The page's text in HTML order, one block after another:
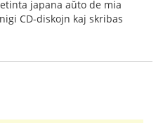
japana aŭto de mia
CD-diskojn kaj skribas